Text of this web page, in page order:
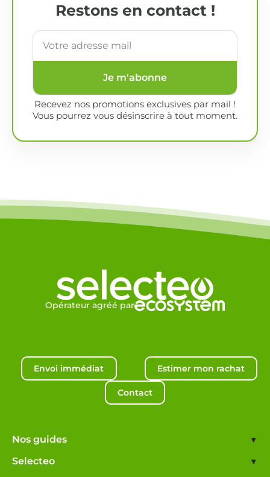
Restons en contact !
Je m'abonne
Recevez nos promotions exclusives par mail !
Vous pourrez vous désinscrire à tout moment.
Opérateur agréé par
Envoi immédiat Estimer mon rachat
Contact
Nos guides ▾
Selecteo ▾